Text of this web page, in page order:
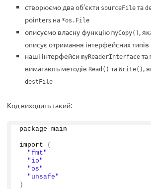
створюємо два об’єкти sourceFile та
pointers на *os.File
описуємо власну функцію myCopy() ,
описує отримання інтерфейсних типів
наші інтерфейси myReaderInterface та
вимагають методів Read() та Write() ,
destFile
Код виходить такий:
package main
import
(
"fmt"
"io"
"os"
"unsafe"
)